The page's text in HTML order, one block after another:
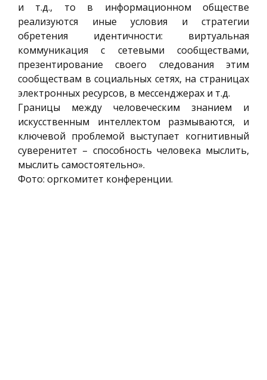
и т.д., то в информационном обществе
реализуются иные условия и стратегии
обретения идентичности: виртуальная
коммуникация с сетевыми сообществами,
презентирование своего следования этим
сообществам в социальных сетях, на страницах
электронных ресурсов, в мессенджерах и т.д.
Границы между человеческим знанием и
искусственным интеллектом размываются, и
ключевой проблемой выступает когнитивный
суверенитет – способность человека мыслить,
мыслить самостоятельно».
Фото: оргкомитет конференции.